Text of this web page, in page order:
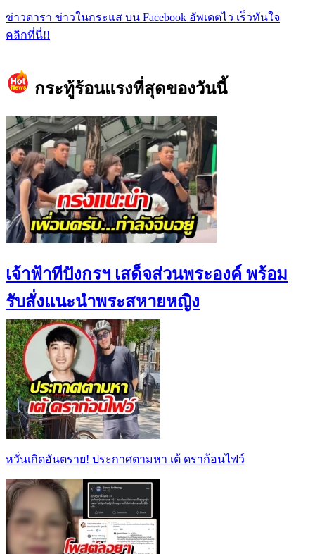
ข่าวดารา ข่าวในกระแส บน Facebook อัพเดตไว เร็วทันใจ
คลิกที่นี่!!
กระทู้ร้อนแรงที่สุดของวันนี้
เจ้าฟ้าทีปังกรฯ เสด็จส่วนพระองค์ พร้อม
รับสั่งแนะนำพระสหายหญิง
หวั่นเกิดอันตราย! ประกาศตามหา เต้ ดราก้อนไฟว์